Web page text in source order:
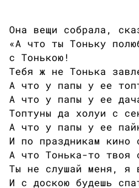
Она вещи собрала,
«А что ты Тоньку
с Тонькою!
Тебя ж не Тонька
А что у папы у ее
А что у папы у ее
Топтуны да холуи с
А что у папы у ее
И по праздникам кино
А что Тонька-то твоя
Ты не слушай меня, я
И с доскою будешь